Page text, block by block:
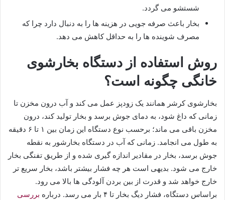
شستشو می گردد.
بخار باعث صرفه جویی در هزینه ها را به دنبال دارد چرا که
مصرف شوینده ها را به حداقل کاهش می دهد.
روش استفاده از دستگاه بخارشوی
خانگی چگونه است؟
بخارشوی کرشر همانند یک زودپز عمل می کند و آب درون مخزن تا
زمانی که داغ شود، به دمای جوش برسد و بخار تولید کند، درون
مخزن باقی می ماند؛ برحسب نوع دستگاه این زمان بین ۱ تا ۶ دقیقه
به طول می انجامد. زمانی که آب در دستگاه بخارشور به نقطه
جوش برسد،‌ بخار در مقادیر اندازه گیری شده و از طریق تفنگی بخار
خارج می شود. بدیهی است هر چه فشار بیشتر باشد، بخار سریع تر
خارج خواهد شد و قدرت از بین بردن آلودگی ها بالا می رود.
براساس دستگاه، فشار دیگ بخار تا ۴ بار می رسد. درباره
بررسی